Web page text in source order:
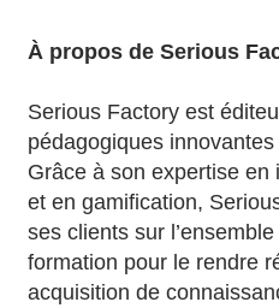
À propos de Serious
Serious Factory est
pédagogiques
Grâce à son expertise
et en gamification,
ses clients sur
formation pour le rendre
acquisition de